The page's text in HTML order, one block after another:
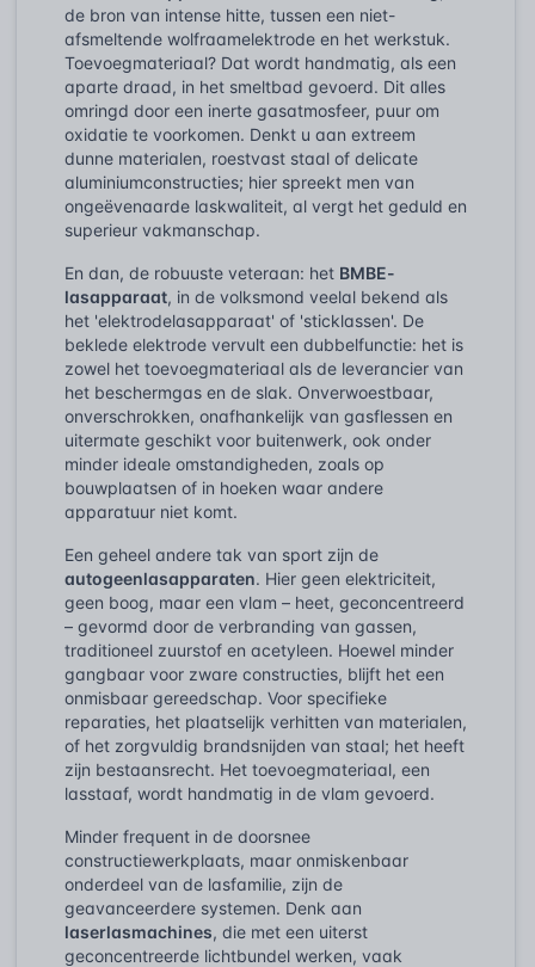
de bron van intense hitte, tussen een niet-
afsmeltende wolfraamelektrode en het werkstuk.
Toevoegmateriaal? Dat wordt handmatig, als een
aparte draad, in het smeltbad gevoerd. Dit alles
omringd door een inerte gasatmosfeer, puur om
oxidatie te voorkomen. Denkt u aan extreem
dunne materialen, roestvast staal of delicate
aluminiumconstructies; hier spreekt men van
ongeëvenaarde laskwaliteit, al vergt het geduld en
superieur vakmanschap.
En dan, de robuuste veteraan: het BMBE-
lasapparaat, in de volksmond veelal bekend als
het 'elektrodelasapparaat' of 'sticklassen'. De
beklede elektrode vervult een dubbelfunctie: het is
zowel het toevoegmateriaal als de leverancier van
het beschermgas en de slak. Onverwoestbaar,
onverschrokken, onafhankelijk van gasflessen en
uitermate geschikt voor buitenwerk, ook onder
minder ideale omstandigheden, zoals op
bouwplaatsen of in hoeken waar andere
apparatuur niet komt.
Een geheel andere tak van sport zijn de
autogeenlasapparaten. Hier geen elektriciteit,
geen boog, maar een vlam – heet, geconcentreerd
– gevormd door de verbranding van gassen,
traditioneel zuurstof en acetyleen. Hoewel minder
gangbaar voor zware constructies, blijft het een
onmisbaar gereedschap. Voor specifieke
reparaties, het plaatselijk verhitten van materialen,
of het zorgvuldig brandsnijden van staal; het heeft
zijn bestaansrecht. Het toevoegmateriaal, een
lasstaaf, wordt handmatig in de vlam gevoerd.
Minder frequent in de doorsnee
constructiewerkplaats, maar onmiskenbaar
onderdeel van de lasfamilie, zijn de
geavanceerdere systemen. Denk aan
laserlasmachines, die met een uiterst
geconcentreerde lichtbundel werken, vaak